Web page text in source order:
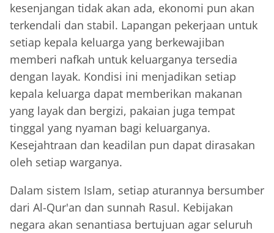
kesenjangan tidak akan ada, ekonomi pun akan
terkendali dan stabil. Lapangan pekerjaan untuk
setiap kepala keluarga yang berkewajiban
memberi nafkah untuk keluarganya tersedia
dengan layak. Kondisi ini menjadikan setiap
kepala keluarga dapat memberikan makanan
yang layak dan bergizi, pakaian juga tempat
tinggal yang nyaman bagi keluarganya.
Kesejahtraan dan keadilan pun dapat dirasakan
oleh setiap warganya.
Dalam sistem Islam, setiap aturannya bersumber
dari Al-Qur'an dan sunnah Rasul. Kebijakan
negara akan senantiasa bertujuan agar seluruh